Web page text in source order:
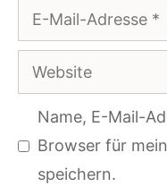
E-
Mail-
Adresse
Website
Name, E-Mail-
Browser für
speichern.